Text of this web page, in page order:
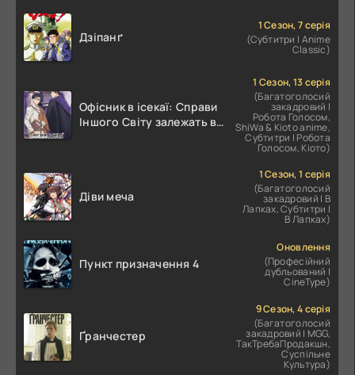
Дзіпанґ
1 Сезон, 7 серія
(Субтитри | Anime
Classic)
Офісник в ісекаї: Справи
Іншого Світу залежать від
1 Сезон, 13 серія
(Багатоголосий
закадровий |
Робота Голосом,
ShiWa & Kioto anime,
Субтитри | Робота
Голосом, Кіото)
Діви меча
1 Сезон, 1 серія
(Багатоголосий
закадровий | В
Лапках, Субтитри |
В Лапках)
Пункт призначення 4
Оновлення
(Професійний
дубльований |
CineType)
Ґранчестер
9 Сезон, 4 серія
(Багатоголосий
закадровий | MGG,
ТакТребаПродакшн,
Суспільне
Культура)